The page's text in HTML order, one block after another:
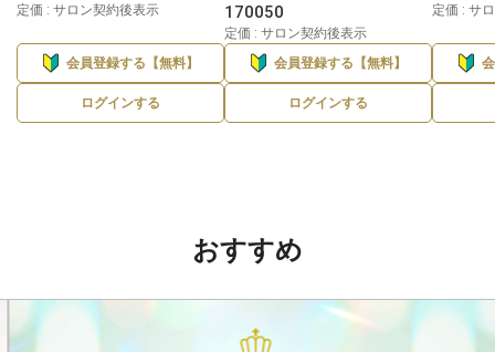
定価 : サロン契約後表示
会員登録する【無料】
ログインする
170050
定価 : サロン契約後表示
会員登録する【無料】
ログインする
定価 : サ
おすすめ